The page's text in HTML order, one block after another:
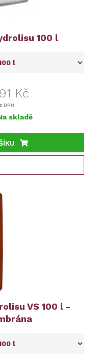
100 l
Kč
DPH
skladě
VS 100 l -